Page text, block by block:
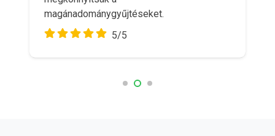
magánadománygyűjtéseket.
5/5